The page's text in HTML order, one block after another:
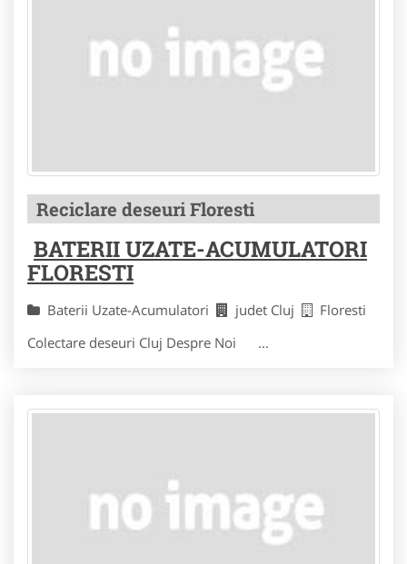
Reciclare deseuri Floresti
BATERII UZATE-ACUMULATORI
FLORESTI
Baterii Uzate-Acumulatori judet Cluj
Floresti
Colectare deseuri Cluj Despre Noi ...